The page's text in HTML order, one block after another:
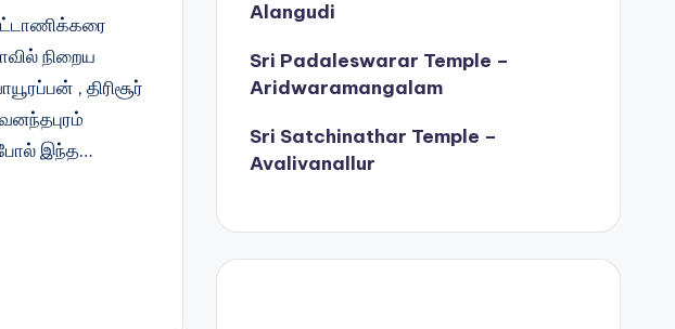
நிறைய
, திரிசூர்
இந்த…
Alangudi
Sri Padaleswarar Temple –
Aridwaramangalam
Sri Satchinathar Temple –
Avalivanallur